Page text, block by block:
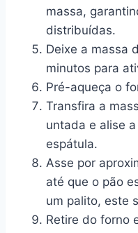
massa,
distribuídas.
Deixe a massa
minutos para
Pré-aqueça o
Transfira a
untada e alise
espátula.
Asse por
até que o pão
um palito, este
Retire do forno